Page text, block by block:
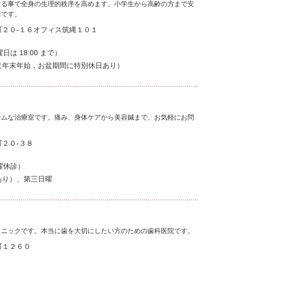
事で全身の生理的秩序を高めます。小学生から高齢の方まで安
す。
０-１６オフィス筑縄１０１
は 18:00 まで）
末年始，お盆期間に特別休日あり）
な治療室です。痛み、身体ケアから美容鍼まで、お気軽にお問
０‐３８
診）
）、第三日曜
ックです。本当に歯を大切にしたい方のための歯科医院です。
２６０